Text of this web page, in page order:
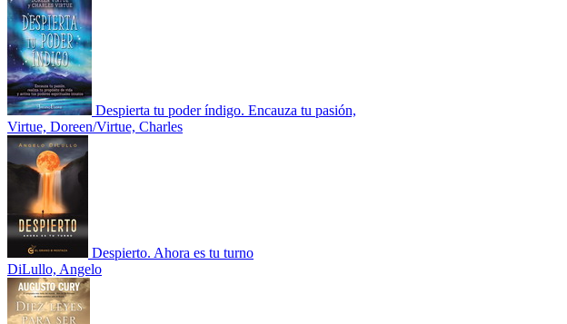
Despierta tu poder índigo. Encauza tu pasión,
Virtue, Doreen/Virtue, Charles
Despierto. Ahora es tu turno
DiLullo, Angelo